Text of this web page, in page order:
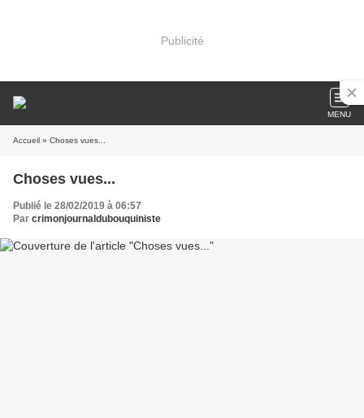
Publicité
MENU
Accueil » Choses vues...
Choses vues...
Publié le 28/02/2019 à 06:57
Par crimonjournaldubouquiniste